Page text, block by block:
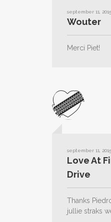
september 11, 2015
Wouter
Merci Piet!
september 11, 2015
Love At
Drive
Thanks
jullie straks